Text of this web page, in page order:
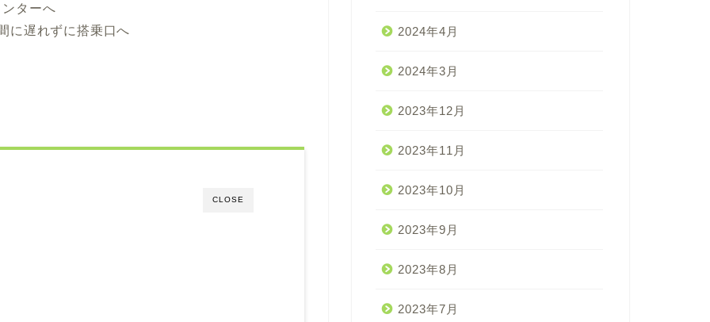
ターへ
に遅れずに搭乗口へ
CLOSE
2024年4月
2024年3月
2023年12月
2023年11月
2023年10月
2023年9月
2023年8月
2023年7月